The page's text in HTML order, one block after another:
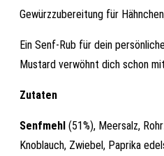
Gewürzzubereitung für
Ein Senf-Rub für dein
Mustard verwöhnt dich schon
Zutaten
Senfmehl (51%), Meersalz,
Knoblauch, Zwiebel, Paprika